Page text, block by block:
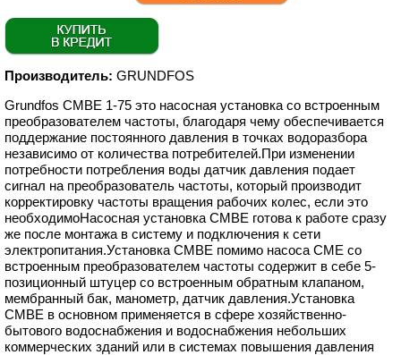
Производитель: GRUNDFOS
Grundfos CMBE 1-75 это насосная установка со встроенным
преобразователем частоты, благодаря чему обеспечивается
поддержание постоянного давления в точках водоразбора
независимо от количества потребителей.При изменении
потребности потребления воды датчик давления подает
сигнал на преобразователь частоты, который производит
корректировку частоты вращения рабочих колес, если это
необходимоНасосная установка CMBE готова к работе сразу
же после монтажа в систему и подключения к сети
электропитания.Установка CMBE помимо насоса CME со
встроенным преобразователем частоты содержит в себе 5-
позиционный штуцер со встроенным обратным клапаном,
мембранный бак, манометр, датчик давления.Установка
СМBЕ в основном применяется в сфере хозяйственно-
бытового водоснабжения и водоснабжения небольших
коммерческих зданий или в системах повышения давления